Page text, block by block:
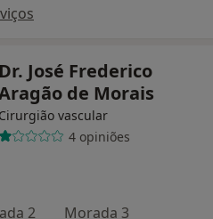
Dr. José Frederico
de Morais
Cirurgião vascular
4 opiniões
2 Morada 3